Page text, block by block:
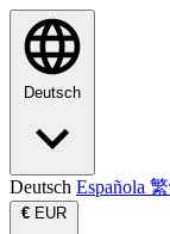
Deutsch
Deutsch Española
€ EUR